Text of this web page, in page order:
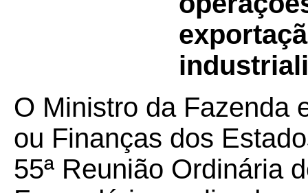
O Ministro da Fazenda
ou Finanças dos
55ª Reunião Ordinária